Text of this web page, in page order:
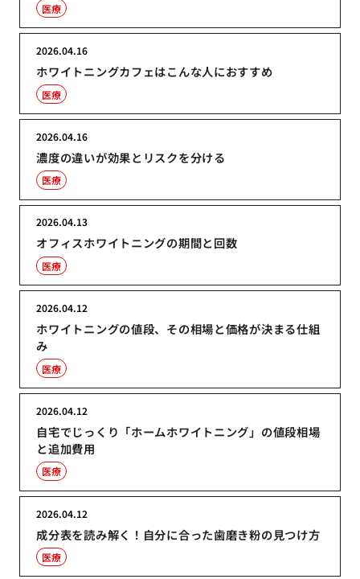
医療
ホワイトニングカフェはこんな人におすすめ
2026.04.16
医療
濃度の違いが効果とリスクを分ける
2026.04.16
医療
オフィスホワイトニングの期間と回数
2026.04.13
医療
ホワイトニングの値段、その相場と価格が決まる仕組
み
2026.04.12
医療
自宅でじっくり「ホームホワイトニング」の値段相場
と追加費用
2026.04.12
医療
成分表を読み解く！自分に合った歯磨き粉の見つけ方
2026.04.12
医療